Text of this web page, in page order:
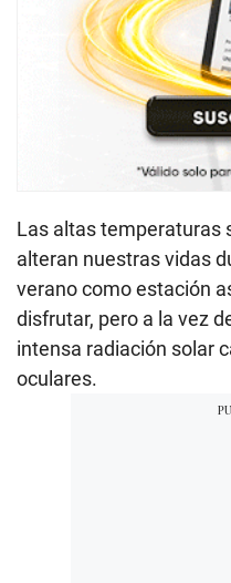
Las altas temperaturas
alteran nuestras vidas
verano como estación
disfrutar, pero a la vez
intensa radiación solar
oculares.